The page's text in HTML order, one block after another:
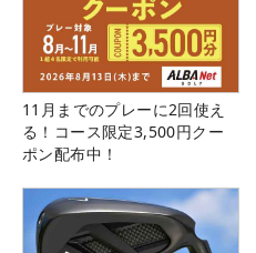
11月までのプレーに2回使え
る！コース限定3,500円クー
ポン配布中！